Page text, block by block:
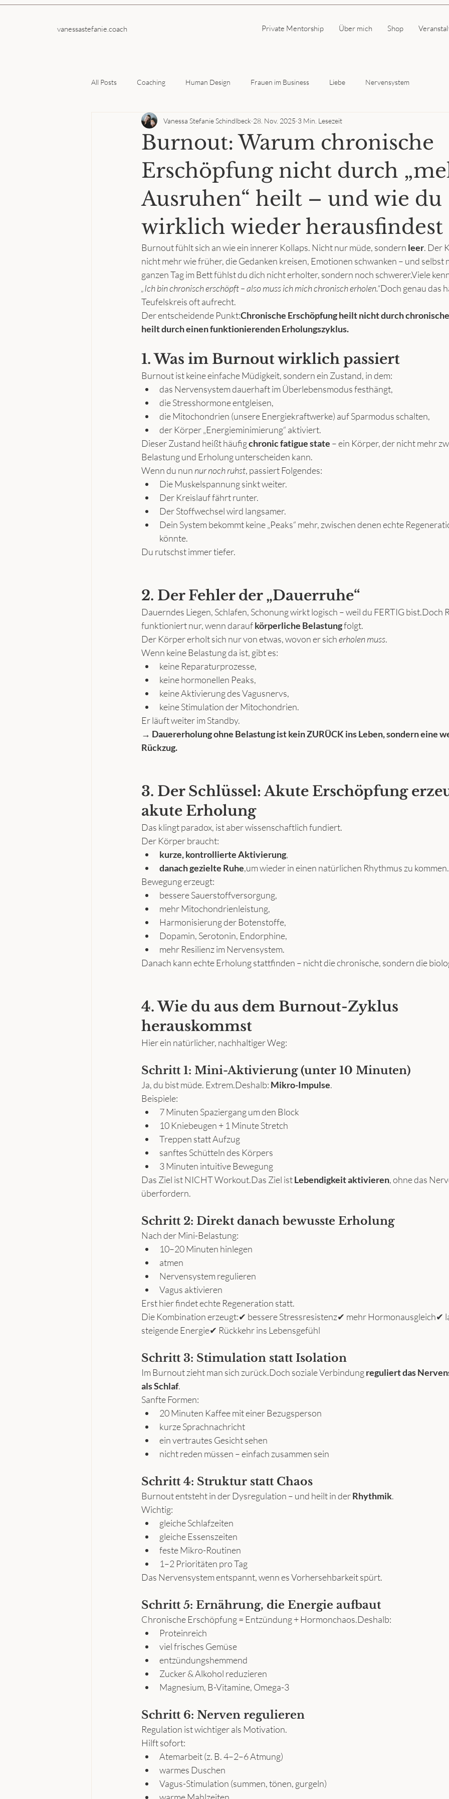
vanessastefanie.coach Private Mentorship Über mich Shop
All Posts Coaching Human Design Frauen im Business Liebe Nervensystem
Burnout: Warum chronische
Erschöpfung nicht durch
Ausruhen“ heilt – und wie du
wirklich wieder herausfindest
Vanessa Stefanie Schindlbeck 28. Nov. 2025 3 Min. Lesezeit
Burnout fühlt sich an wie ein innerer Kollaps. Nicht nur müde, sondern leer. Der
nicht mehr wie früher, die Gedanken kreisen, Emotionen schwanken – und selbst
ganzen Tag im Bett fühlst du dich nicht erholter, sondern noch schwerer.Viele
„Ich bin chronisch erschöpft – also muss ich mich chronisch erholen.“Doch genau das
Teufelskreis oft aufrecht.
Der entscheidende Punkt:Chronische Erschöpfung heilt nicht durch
heilt durch einen funktionierenden Erholungszyklus.
1. Was im Burnout wirklich passiert
Burnout ist keine einfache Müdigkeit, sondern ein Zustand, in dem:
das Nervensystem dauerhaft im Überlebensmodus festhängt,
die Stresshormone entgleisen,
die Mitochondrien (unsere Energiekraftwerke) auf Sparmodus schalten,
der Körper „Energieminimierung“ aktiviert.
Dieser Zustand heißt häufig chronic fatigue state – ein Körper, der nicht mehr
Belastung und Erholung unterscheiden kann.
Wenn du nun nur noch ruhst, passiert Folgendes:
Die Muskelspannung sinkt weiter.
Der Kreislauf fährt runter.
Der Stoffwechsel wird langsamer.
Dein System bekommt keine „Peaks“ mehr, zwischen denen echte
könnte.
Du rutschst immer tiefer.
2. Der Fehler der „Dauerruhe“
Dauerndes Liegen, Schlafen, Schonung wirkt logisch – weil du FERTIG bist.Doch
funktioniert nur, wenn darauf körperliche Belastung folgt.
Der Körper erholt sich nur von etwas, wovon er sich erholen muss.
Wenn keine Belastung da ist, gibt es:
keine Reparaturprozesse,
keine hormonellen Peaks,
keine Aktivierung des Vagusnervs,
keine Stimulation der Mitochondrien.
Er läuft weiter im Standby.
→ Dauererholung ohne Belastung ist kein ZURÜCK ins Leben, sondern eine
Rückzug.
3. Der Schlüssel: Akute Erschöpfung
akute Erholung
Das klingt paradox, ist aber wissenschaftlich fundiert.
Der Körper braucht:
kurze, kontrollierte Aktivierung,
danach gezielte Ruhe,um wieder in einen natürlichen Rhythmus zu kommen.
Bewegung erzeugt:
bessere Sauerstoffversorgung,
mehr Mitochondrienleistung,
Harmonisierung der Botenstoffe,
Dopamin, Serotonin, Endorphine,
mehr Resilienz im Nervensystem.
Danach kann echte Erholung stattfinden – nicht die chronische, sondern die
4. Wie du aus dem Burnout-Zyklus
herauskommst
Hier ein natürlicher, nachhaltiger Weg:
Schritt 1: Mini-Aktivierung (unter 10 Minuten)
Ja, du bist müde. Extrem.Deshalb: Mikro-Impulse.
Beispiele:
7 Minuten Spaziergang um den Block
10 Kniebeugen + 1 Minute Stretch
Treppen statt Aufzug
sanftes Schütteln des Körpers
3 Minuten intuitive Bewegung
Das Ziel ist NICHT Workout.Das Ziel ist Lebendigkeit aktivieren, ohne das
überfordern.
Schritt 2: Direkt danach bewusste Erholung
Nach der Mini-Belastung:
10–20 Minuten hinlegen
atmen
Nervensystem regulieren
Vagus aktivieren
Erst hier findet echte Regeneration statt.
Die Kombination erzeugt:✔ bessere Stressresistenz✔ mehr Hormonausgleich✔
steigende Energie✔ Rückkehr ins Lebensgefühl
Schritt 3: Stimulation statt Isolation
Im Burnout zieht man sich zurück.Doch soziale Verbindung reguliert das
als Schlaf.
Sanfte Formen:
20 Minuten Kaffee mit einer Bezugsperson
kurze Sprachnachricht
ein vertrautes Gesicht sehen
nicht reden müssen – einfach zusammen sein
Schritt 4: Struktur statt Chaos
Burnout entsteht in der Dysregulation – und heilt in der Rhythmik.
Wichtig:
gleiche Schlafzeiten
gleiche Essenszeiten
feste Mikro-Routinen
1–2 Prioritäten pro Tag
Das Nervensystem entspannt, wenn es Vorhersehbarkeit spürt.
Schritt 5: Ernährung, die Energie aufbaut
Chronische Erschöpfung = Entzündung + Hormonchaos.Deshalb:
Proteinreich
viel frisches Gemüse
entzündungshemmend
Zucker & Alkohol reduzieren
Magnesium, B-Vitamine, Omega-3
Schritt 6: Nerven regulieren
Regulation ist wichtiger als Motivation.
Hilft sofort:
Atemarbeit (z. B. 4–2–6 Atmung)
warmes Duschen
Vagus-Stimulation (summen, tönen, gurgeln)